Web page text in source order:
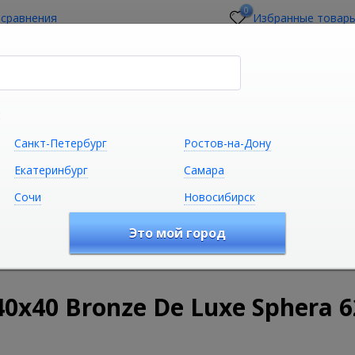
0 Избранные
Сантехника Климатическая
Санфаянс и Керамика
Умывальники и
Bronze De Luxe Sphera
Санкт-Петербург
Ростов-на-Дону
Екатеринбург
Самара
Сочи Новосибирск
Это мой город